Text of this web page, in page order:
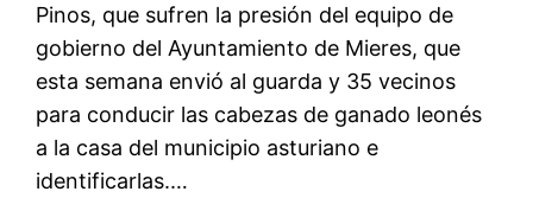
Pinos, que sufren la presión del equipo de
gobierno del Ayuntamiento de Mieres, que
esta semana envió al guarda y 35 vecinos
para conducir las cabezas de ganado leonés
a la casa del municipio asturiano e
identificarlas.…